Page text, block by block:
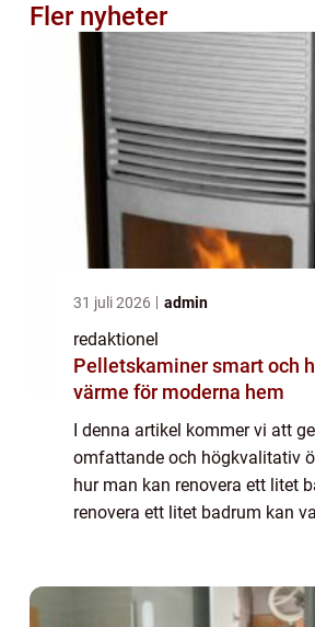
Fler nyheter
31 juli 2026 admin
redaktionel
Pelletskaminer smart och hållbar
värme för moderna hem
I denna artikel kommer vi att
omfattande och högkvalitativ
hur man kan renovera ett litet
renovera ett litet badrum kan